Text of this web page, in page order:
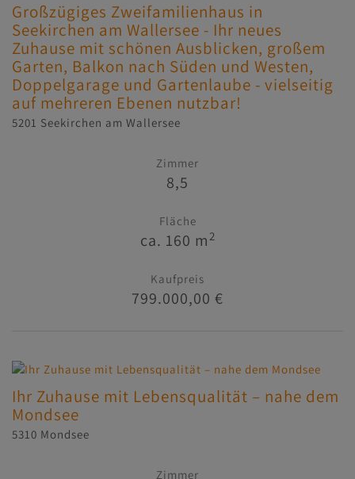
Großzügiges Zweifamilienhaus in
Seekirchen am Wallersee - Ihr neues
Zuhause mit schönen Ausblicken, großem
Garten, Balkon nach Süden und Westen,
Doppelgarage und Gartenlaube - vielseitig
auf mehreren Ebenen nutzbar!
5201 Seekirchen am Wallersee
Zimmer
8,5
Fläche
ca. 160 m 2
Kaufpreis
799.000,00 €
Ihr Zuhause mit Lebensqualität – nahe dem
Mondsee
5310 Mondsee
Zimmer